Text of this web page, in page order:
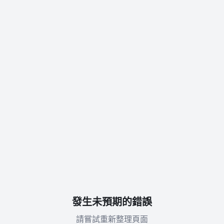
發生未預期的錯誤
請嘗試重新整理頁面